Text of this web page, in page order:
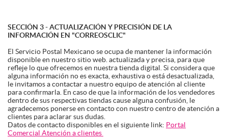
SECCIÓN 3 - ACTUALIZACIÓN Y PRECISIÓN DE LA
INFORMACIÓN EN "CORREOSCLIC"
El Servicio Postal Mexicano se ocupa de mantener la información
disponible en nuestro sitio web. actualizada y precisa, para que
refleje lo que ofrecemos en nuestra tienda digital. Si considera que
alguna información no es exacta, exhaustiva o está desactualizada,
le invitamos a contactar a nuestro equipo de atención al cliente
para confirmarla. En caso de que la información de los vendedores
dentro de sus respectivas tiendas cause alguna confusión, le
agradecemos ponerse en contacto con nuestro centro de atención a
clientes para aclarar sus dudas.
Datos de contacto disponibles en el siguiente link: Portal
Comercial Atención a clientes